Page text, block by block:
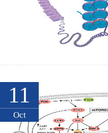
11
Oct